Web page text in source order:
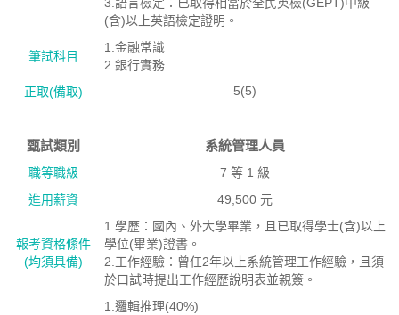
(含)以上英語檢定證明。
筆試科目
1.金融常識
2.銀行實務
正取(備取)
5(5)
甄試類別 系統管理人員
職等職級
7 等 1 級
進用薪資
49,500 元
報考資格絛件
(均須具備)
1.學歷：國內、外大學畢業，且已取得學士(含)以上
學位(畢業)證書。
2.工作經驗：曾任2年以上系統管理工作經驗，且須
於口試時提出工作經歷說明表並親簽。
1.邏輯推理(40%)